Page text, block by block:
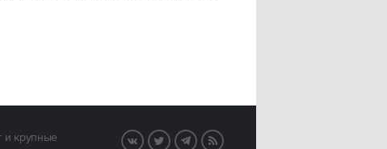
и крупные
VK TwitterTelegram
RSS